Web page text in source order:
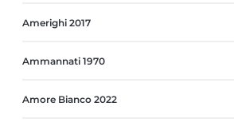
Amerighi 2017
Ammannati 1970
Amore Bianco 2022